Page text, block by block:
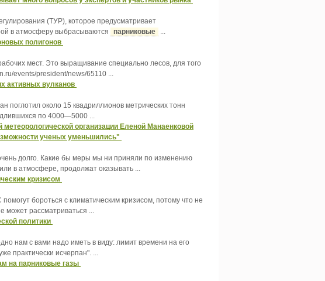
(ТУР), которое предусматривает
в атмосферу выбрасываются
парниковые
...
полигонов
мест. Это выращивание специально лесов, для того
events/president/news/65110 ...
активных вулканов
поглотил около 15 квадриллионов метрических тонн
длившихся по 4000—5000 ...
организации Еленой Манаенковой
ученых уменьшились"
долго. Какие бы меры мы ни приняли по изменению
в атмосфере, продолжат оказывать ...
кризисом
бороться с климатическим кризисом, потому что не
может рассматриваться ...
политики
нам с вами надо иметь в виду: лимит времени на его
практически исчерпан". ...
на парниковые газы